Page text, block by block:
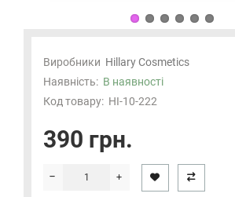
Виробники Hillary Cosmetics
Наявність: В наявності
Код товару: HI-10-222
390 грн.